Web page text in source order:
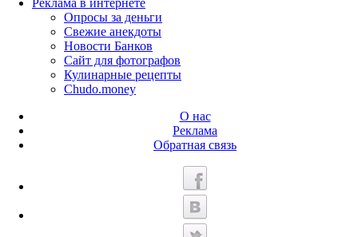
Опросы за деньги
Свежие анекдоты
Новости Банков
Сайт для фотографов
Кулинарные рецепты
Chudo.money
О нас
Реклама
Обратная связь